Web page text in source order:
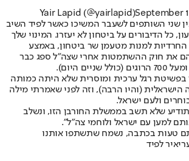
September
שני השותפים לשעבר המשיכו כאשר לפיד השיב
כל הדיבורים על ביטחון לא יעזרו. המינוי שלך
החרדיות למנות מטעמן שר ביטחון, באמצע
את חוק ההשתמטות אחרי שצה״ל ספג כבר
היום).
רגל ערכית ומוסרית שלא היתה כמותה
הישראלית (והיו הרבה), וזה לפני שאמרתי מילה
ולעם ישראל.
תודיע שלא תשב בממשלת החורבן הזו, ונשלב
למען עם ישראל ולוחמי צה״ל".
טעות בכתבה, נשמח שתשתפו אותנו
יאיר לפיד